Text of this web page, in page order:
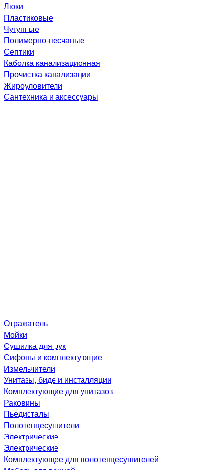
Люки
Пластиковые
Чугунные
Полимерно-песчаные
Септики
Каболка канализационная
Прочистка канализации
Жироуловители
Сантехника и аксессуары
Отражатель
Мойки
Сушилка для рук
Сифоны и комплектующие
Измельчители
Унитазы, биде и инсталляции
Комплектующие для унитазов
Раковины
Пьедисталы
Полотенцесушители
Электрические
Электрические
Комплектующее для полотенцесушителей